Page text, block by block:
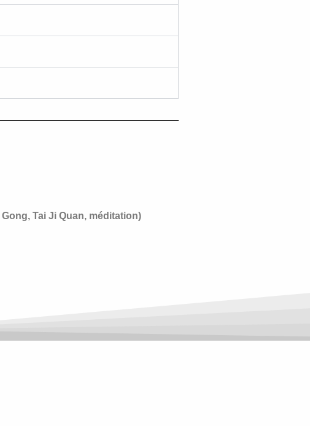
Tai Ji Quan, méditation)